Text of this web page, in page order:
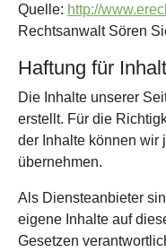
Quelle: http://
Rechtsanwalt Sören
Haftung für
Die Inhalte unserer
erstellt. Für die
der Inhalte können wir
übernehmen.
Als Diensteanbieter
eigene Inhalte auf
Gesetzen